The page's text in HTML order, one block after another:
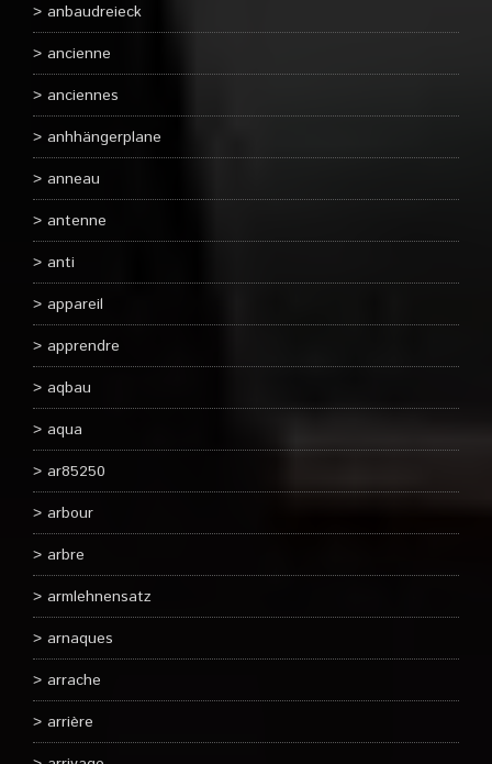
anbaudreieck
ancienne
anciennes
anhhängerplane
anneau
antenne
anti
appareil
apprendre
aqbau
aqua
ar85250
arbour
arbre
armlehnensatz
arnaques
arrache
arrière